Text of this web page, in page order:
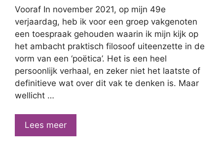
Vooraf In november 2021, op mijn 49e
verjaardag, heb ik voor een groep vakgenoten
een toespraak gehouden waarin ik mijn kijk op
het ambacht praktisch filosoof uiteenzette in de
vorm van een ‘poëtica’. Het is een heel
persoonlijk verhaal, en zeker niet het laatste of
definitieve wat over dit vak te denken is. Maar
wellicht …
Lees meerDe
utopie